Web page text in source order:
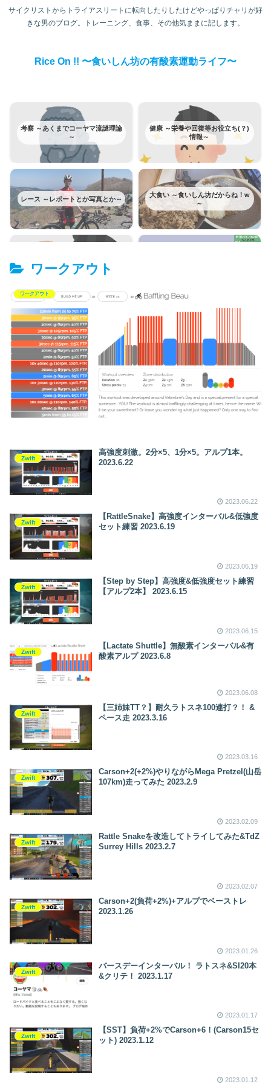
サイクリストからトライアスリートに転向したりしたけどやっぱりチャリが好
きな男のブログ。トレーニング、食事、その他気ままに記します。
Rice On !! 〜食いしん坊の有酸素運動ライフ〜
考察 ～あくまでコーヤマ流謎理論
～
健康 ～栄養や回復等お役立ち(？)
情報～
レース ～レポートとか写真とか～
大食い ～食いしん坊だからね！w
～
～
ワークアウト
ワークアウト
Zwift
高強度刺激。2分×5、1分×5。アルプ1本。
2023.6.22
2023.06.22
Zwift
【RattleSnake】高強度インターバル&低強度
セット練習 2023.6.19
2023.06.19
Zwift
【Step by Step】高強度&低強度セット練習
【アルプ2本】 2023.6.15
2023.06.15
Zwift
【Lactate Shuttle】無酸素インターバル&有
酸素アルプ 2023.6.8
2023.06.08
Zwift
【三姉妹TT？】耐久ラトスネ100連打？！ &
ペース走 2023.3.16
2023.03.16
Zwift
Carson+2(+2%)やりながらMega Pretzel(山岳
107km)走ってみた 2023.2.9
2023.02.09
Zwift
Rattle Snakeを改造してトライしてみた&TdZ
Surrey Hills 2023.2.7
2023.02.07
Zwift
Carson+2(負荷+2%)+アルプでベーストレ
2023.1.26
2023.01.26
Zwift
バースデーインターバル！ ラトスネ&SI20本
&クリテ！ 2023.1.17
2023.01.17
Zwift
【SST】負荷+2%でCarson+6！(Carson15セ
ット) 2023.1.12
2023.01.12